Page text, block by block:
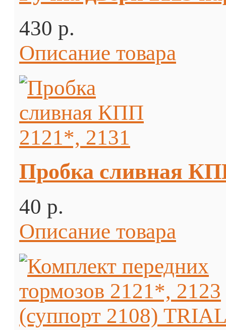
430 p.
Описание товара
Пробка сливная
40 p.
Описание товара